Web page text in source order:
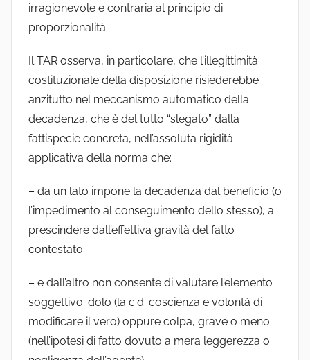
irragionevole e contraria al principio di
proporzionalità.
Il TAR osserva, in particolare, che l’illegittimità
costituzionale della disposizione risiederebbe
anzitutto nel meccanismo automatico della
decadenza, che è del tutto “slegato” dalla
fattispecie concreta, nell’assoluta rigidità
applicativa della norma che:
– da un lato impone la decadenza dal beneficio (o
l’impedimento al conseguimento dello stesso), a
prescindere dall’effettiva gravità del fatto
contestato
– e dall’altro non consente di valutare l’elemento
soggettivo: dolo (la c.d. coscienza e volontà di
modificare il vero) oppure colpa, grave o meno
(nell’ipotesi di fatto dovuto a mera leggerezza o